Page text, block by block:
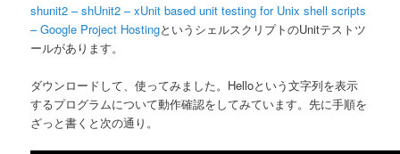
shunit2 – shUnit2 – xUnit based unit testing for Unix shell scripts
– Google Project HostingというシェルスクリプトのUnitテストツ
ールがあります。
ダウンロードして、使ってみました。Helloという文字列を表示
するプログラムについて動作確認をしてみています。先に手順を
ざっと書くと次の通り。